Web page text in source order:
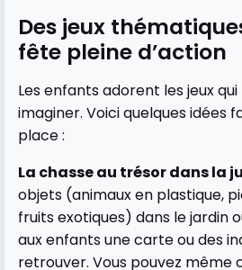
Des jeux
fête pleine d’action
Les enfants adorent les jeux
imaginer. Voici quelques idées
place :
La chasse au trésor dans la
objets (animaux en plastique,
fruits exotiques) dans le jardin
aux enfants une carte ou des
retrouver. Vous pouvez même